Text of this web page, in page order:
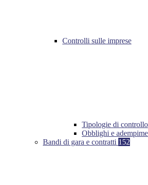
Controlli sulle imprese
Tipologie di controllo
Obblighi e
Bandi di gara e contratti 152